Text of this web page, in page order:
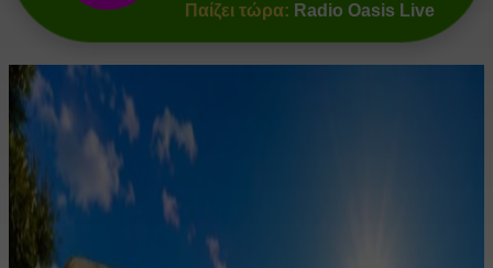
Παίζει τώρα: Radio Oasis Live